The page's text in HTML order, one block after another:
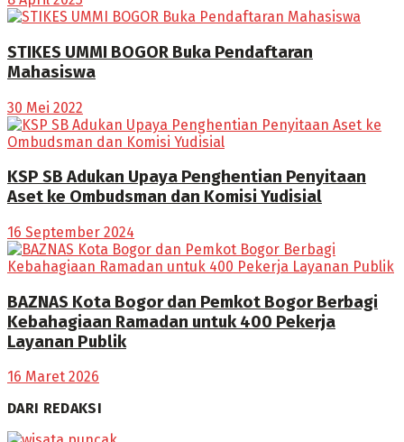
STIKES UMMI BOGOR Buka Pendaftaran
Mahasiswa
30 Mei 2022
KSP SB Adukan Upaya Penghentian Penyitaan
Aset ke Ombudsman dan Komisi Yudisial
16 September 2024
BAZNAS Kota Bogor dan Pemkot Bogor Berbagi
Kebahagiaan Ramadan untuk 400 Pekerja
Layanan Publik
16 Maret 2026
DARI REDAKSI